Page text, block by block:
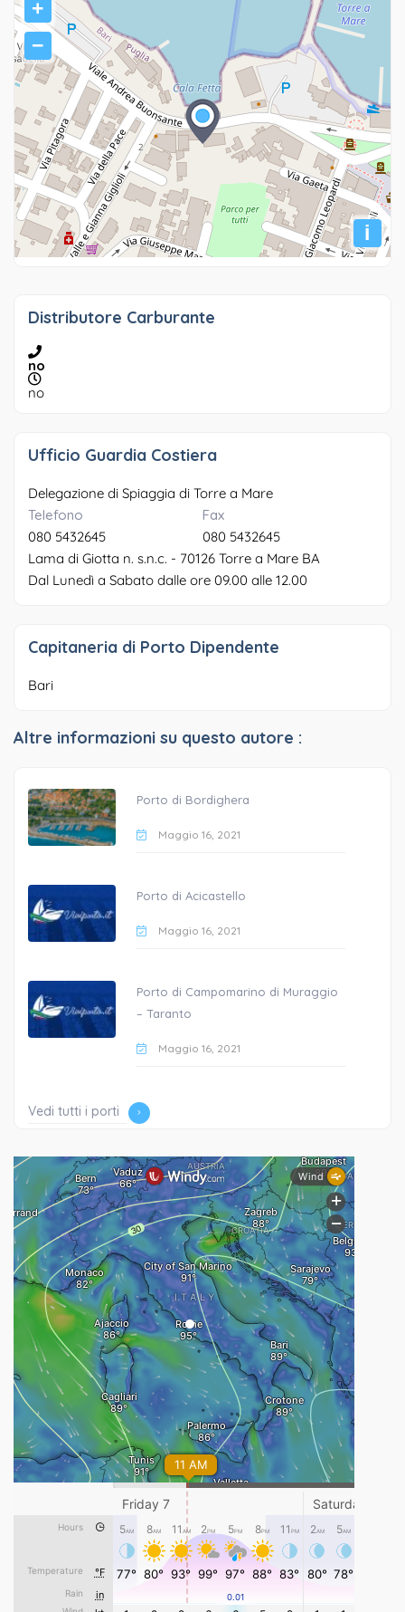
+
−
i
Distributore Carburante
no
no
Ufficio Guardia Costiera
Delegazione di Spiaggia di Torre a Mare
Telefono
080 5432645
Fax
080 5432645
Lama di Giotta n. s.n.c. - 70126 Torre a Mare BA
Dal Lunedì a Sabato dalle ore 09.00 alle 12.00
Capitaneria di Porto Dipendente
Bari
Altre informazioni su questo autore :
Porto di Bordighera
Maggio 16, 2021
Porto di Acicastello
Maggio 16, 2021
Porto di Campomarino di Muraggio
– Taranto
Maggio 16, 2021
Vedi tutti i porti